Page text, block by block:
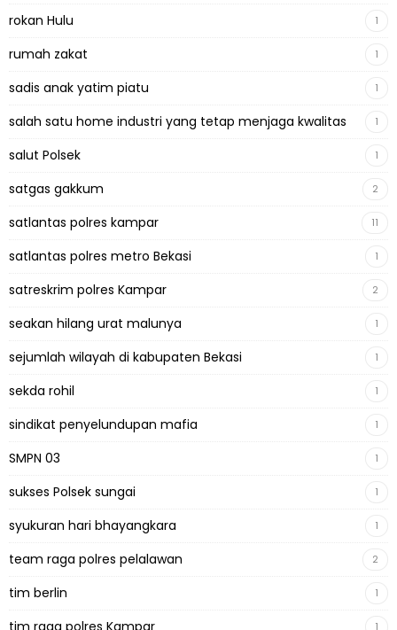
rokan Hulu 1
rumah zakat 1
sadis anak yatim piatu 1
salah satu home industri yang tetap menjaga kwalitas 1
salut Polsek 1
satgas gakkum 2
satlantas polres kampar 11
satlantas polres metro Bekasi 1
satreskrim polres Kampar 2
seakan hilang urat malunya 1
sejumlah wilayah di kabupaten Bekasi 1
sekda rohil 1
sindikat penyelundupan mafia 1
SMPN 03 1
sukses Polsek sungai 1
syukuran hari bhayangkara 1
team raga polres pelalawan 2
tim berlin 1
1